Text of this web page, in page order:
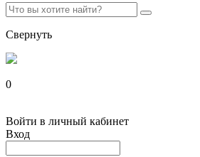
Свернуть
0
Войти в личный кабинет
Вход